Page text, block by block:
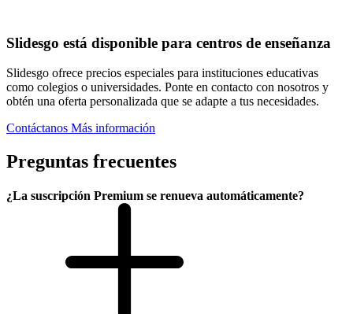
Slidesgo está disponible para centros de enseñanza
Slidesgo ofrece precios especiales para instituciones educativas
como colegios o universidades. Ponte en contacto con nosotros y
obtén una oferta personalizada que se adapte a tus necesidades.
Contáctanos Más información
Preguntas frecuentes
¿La suscripción Premium se renueva automáticamente?